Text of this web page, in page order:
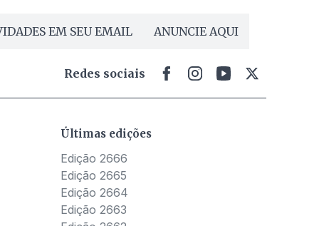
EM SEU EMAIL ANUNCIE AQUI
Redes sociais
Últimas edições
Edição 2666
Edição 2665
Edição 2664
Edição 2663